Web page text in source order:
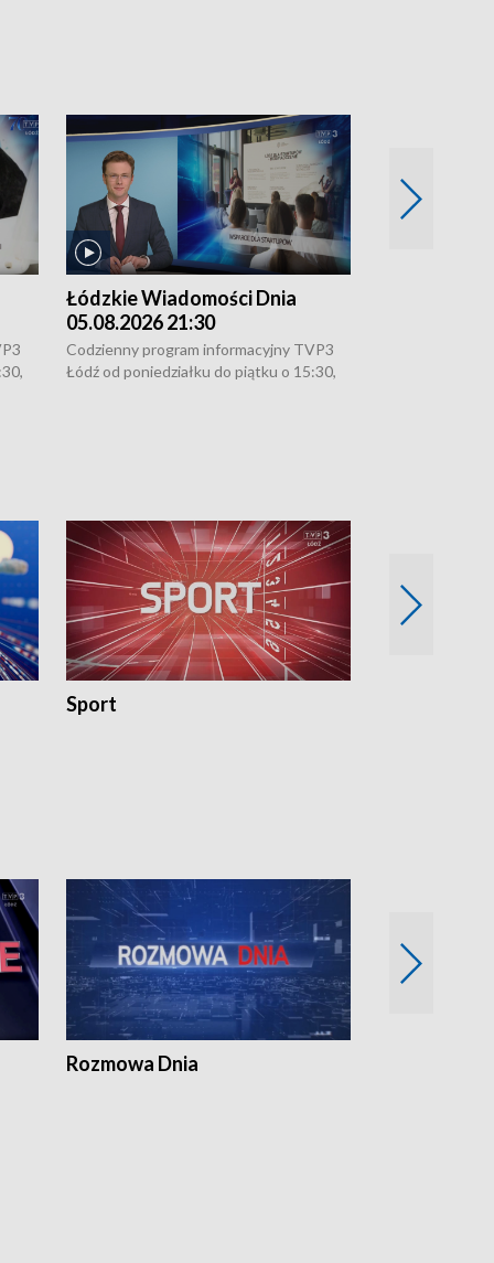
Łódzkie Wiadomości Dnia
05.08.2026 21:30
Codzienny program informacyjny TVP3
Łódź od poniedziałku do piątku o 15:30,
Sport
Rozmowa Dnia